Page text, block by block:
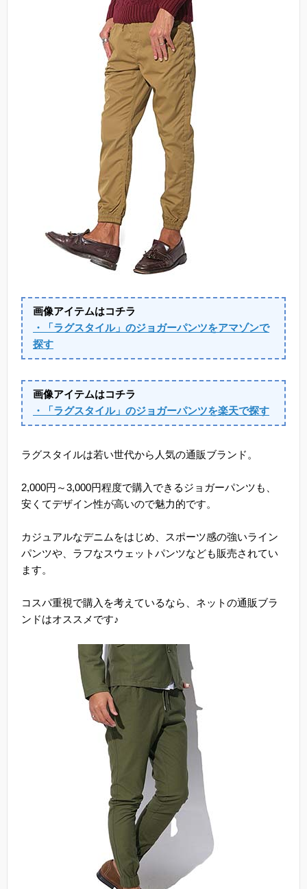
画像アイテムはコチラ
・「ラグスタイル」のジョガーパンツをアマゾンで
探す
画像アイテムはコチラ
・「ラグスタイル」のジョガーパンツを楽天で探す
ラグスタイルは若い世代から人気の通販ブランド。
2,000円～3,000円程度で購入できるジョガーパンツも、
安くてデザイン性が高いので魅力的です。
カジュアルなデニムをはじめ、スポーツ感の強いライン
パンツや、ラフなスウェットパンツなども販売されてい
ます。
コスパ重視で購入を考えているなら、ネットの通販ブラ
ンドはオススメです♪